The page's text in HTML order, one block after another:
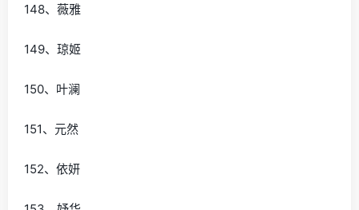
148、薇雅
149、琼姬
150、叶澜
151、元然
152、依妍